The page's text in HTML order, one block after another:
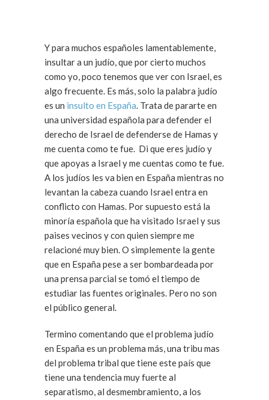
Y para muchos españoles lamentablemente,
insultar a un judío, que por cierto muchos
como yo, poco tenemos que ver con Israel, es
algo frecuente. Es más, solo la palabra judío
es un insulto en España. Trata de pararte en
una universidad española para defender el
derecho de Israel de defenderse de Hamas y
me cuenta como te fue. Di que eres judío y
que apoyas a Israel y me cuentas como te fue.
A los judíos les va bien en España mientras no
levantan la cabeza cuando Israel entra en
conflicto con Hamas. Por supuesto está la
minoría española que ha visitado Israel y sus
paises vecinos y con quien siempre me
relacioné muy bien. O simplemente la gente
que en España pese a ser bombardeada por
una prensa parcial se tomó el tiempo de
estudiar las fuentes originales. Pero no son
el público general.
Termino comentando que el problema judío
en España es un problema más, una tribu mas
del problema tribal que tiene este país que
tiene una tendencia muy fuerte al
separatismo, al desmembramiento, a los